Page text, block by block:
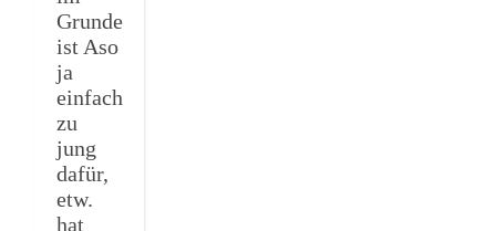
Grunde
ist Aso
ja
einfach
zu
jung
dafür,
etw.
hat